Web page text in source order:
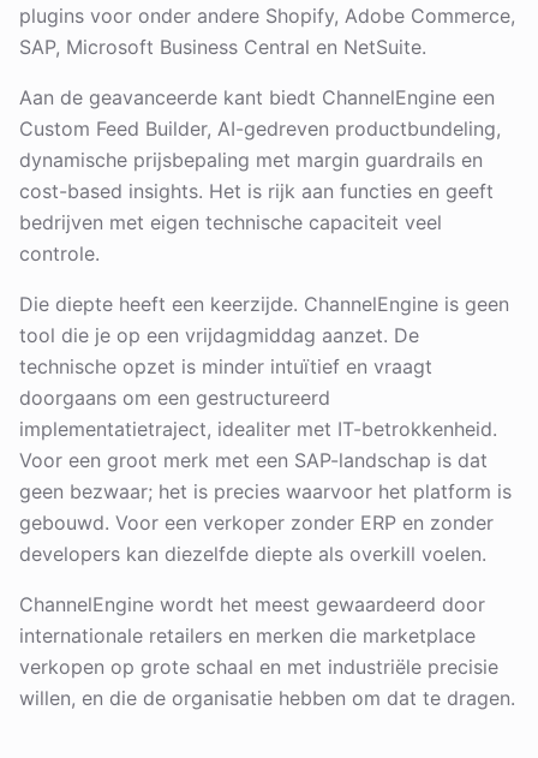
plugins voor onder andere Shopify, Adobe Commerce,
SAP, Microsoft Business Central en NetSuite.
Aan de geavanceerde kant biedt ChannelEngine een
Custom Feed Builder, AI-gedreven productbundeling,
dynamische prijsbepaling met margin guardrails en
cost-based insights. Het is rijk aan functies en geeft
bedrijven met eigen technische capaciteit veel
controle.
Die diepte heeft een keerzijde. ChannelEngine is geen
tool die je op een vrijdagmiddag aanzet. De
technische opzet is minder intuïtief en vraagt
doorgaans om een gestructureerd
implementatietraject, idealiter met IT-betrokkenheid.
Voor een groot merk met een SAP-landschap is dat
geen bezwaar; het is precies waarvoor het platform is
gebouwd. Voor een verkoper zonder ERP en zonder
developers kan diezelfde diepte als overkill voelen.
ChannelEngine wordt het meest gewaardeerd door
internationale retailers en merken die marketplace
verkopen op grote schaal en met industriële precisie
willen, en die de organisatie hebben om dat te dragen.